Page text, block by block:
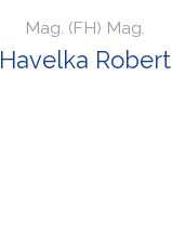
Mag. (FH) Mag.
Havelka Robert